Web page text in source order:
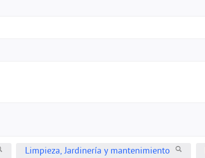
Limpieza, Jardinería y mantenimiento